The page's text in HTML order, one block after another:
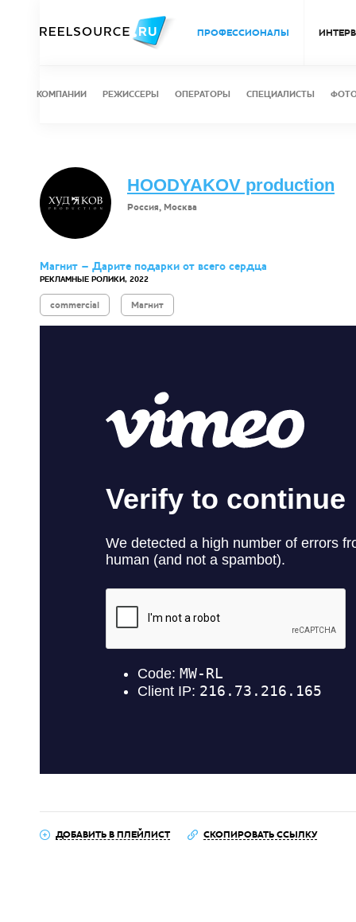
ПРОФЕССИОНАЛЫ
КОМПАНИИ РЕЖИССЕРЫ ОПЕРАТОРЫ СПЕЦИАЛИСТЫ
HOODYAKOV production
Россия, Москва
Магнит – Дарите подарки от всего сердца
РЕКЛАМНЫЕ РОЛИКИ, 2022
commercial Магнит
ДОБАВИТЬ В ПЛЕЙЛИСТ СКОПИРОВАТЬ ССЫЛКУ